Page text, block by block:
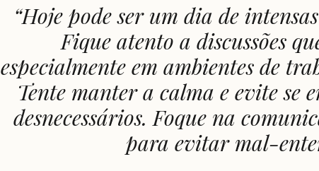
“Hoje pode ser um dia de
Fique atento a discussões
especialmente em ambientes de
Tente manter a calma e evite se
desnecessários. Foque na
para evitar mal-